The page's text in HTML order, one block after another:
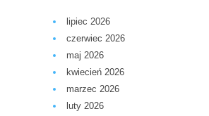
lipiec 2026
czerwiec 2026
maj 2026
kwiecień 2026
marzec 2026
luty 2026